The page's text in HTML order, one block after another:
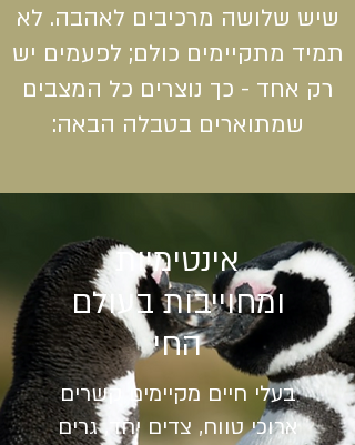
שיש שלושה מרכיבים לאהבה. לא
תמיד מתקיימים כולם; לפעמים יש
רק אחד - כך נוצרים כל המצבים
שמתוארים בטבלה הבאה:
אינטימיות
ומחוייבות בעולם
החי
בעלי חיים מקיימים קשרים
ארוכי טווח, צדים יחד, גרים